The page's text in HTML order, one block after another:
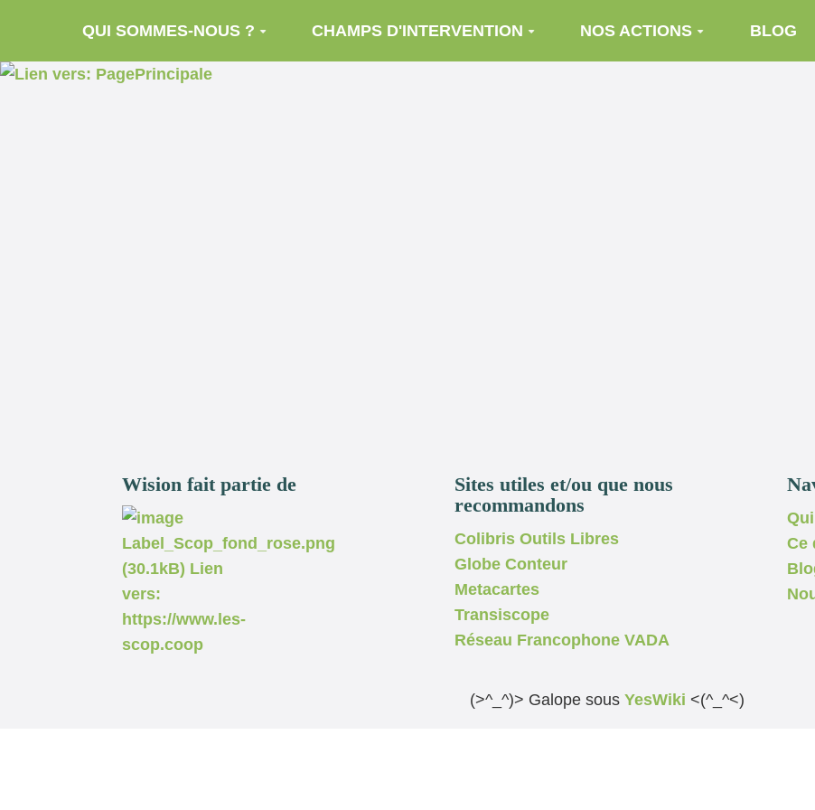
Aller au contenu principal
QUI SOMMES-NOUS ? CHAMPS D'INTERVENTION NOS ACTIONS BLOG
Wision fait partie de
Sites utiles et/ou que nous
recommandons
Colibris Outils Libres
Globe Conteur
Metacartes
Transiscope
Réseau Francophone VADA
Ce
(>^_^)> Galope sous YesWiki <(^_^<)